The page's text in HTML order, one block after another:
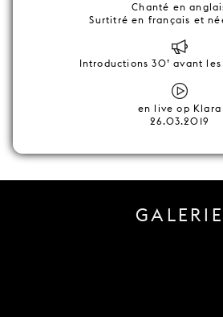
Chanté en
Surtitré en français et
Introductions 30’ avant
en live op Klara
26.03.2019
GALERIE